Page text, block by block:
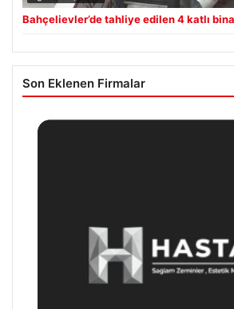
Bahçelievler’de tahliye edilen 4 katlı
Son Eklenen Firmalar